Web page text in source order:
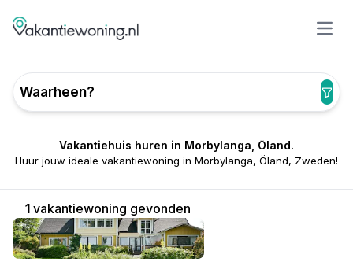
Waarheen?
Vakantiehuis huren in Morbylanga, Öland.
Huur jouw ideale vakantiewoning in Morbylanga, Öland, Zweden!
1 vakantiewoning gevonden
4/5